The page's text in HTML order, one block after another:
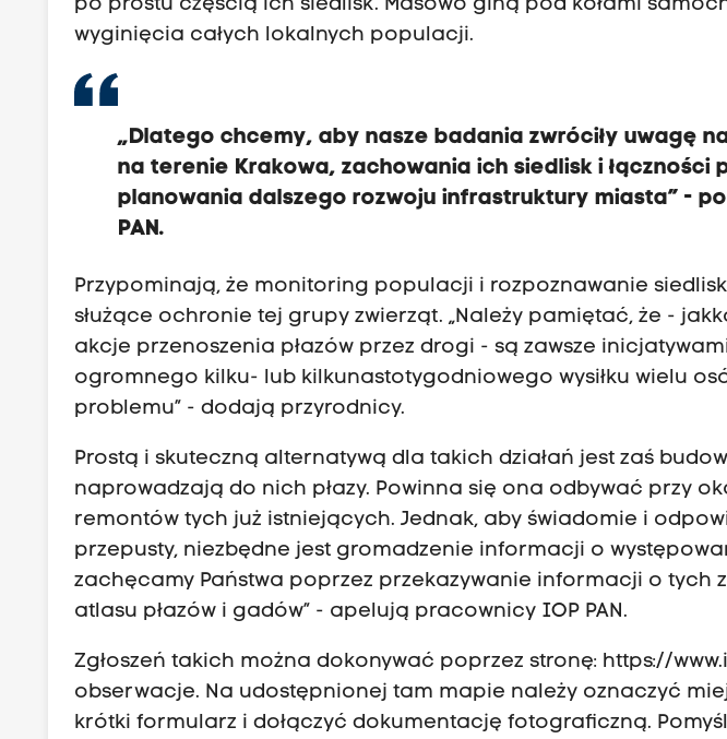
po prostu częścią ich siedlisk. Masowo giną pod kołami
wyginięcia całych lokalnych populacji.
„Dlatego chcemy, aby nasze badania zwróciły uwagę
na terenie Krakowa, zachowania ich siedlisk i łączności
planowania dalszego rozwoju infrastruktury miasta” -
PAN.
Przypominają, że monitoring populacji i rozpoznawanie
służące ochronie tej grupy zwierząt. „Należy pamiętać, że -
akcje przenoszenia płazów przez drogi - są zawsze
ogromnego kilku- lub kilkunastotygodniowego wysiłku wielu
problemu” - dodają przyrodnicy.
Prostą i skuteczną alternatywą dla takich działań jest zaś
naprowadzają do nich płazy. Powinna się ona odbywać przy
remontów tych już istniejących. Jednak, aby świadomie i
przepusty, niezbędne jest gromadzenie informacji o
zachęcamy Państwa poprzez przekazywanie informacji o tych
atlasu płazów i gadów” - apelują pracownicy IOP PAN.
Zgłoszeń takich można dokonywać poprzez stronę: https://
obserwacje. Na udostępnionej tam mapie należy oznaczyć
krótki formularz i dołączyć dokumentację fotograficzną.